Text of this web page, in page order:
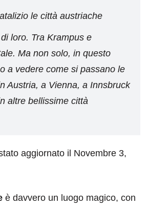
le città austriache
loro. Tra Krampus e
Ma non solo, in questo
a vedere come si passano le
Austria, a Vienna, a Innsbruck
altre bellissime città
aggiornato il Novembre 3,
è davvero un luogo magico, con